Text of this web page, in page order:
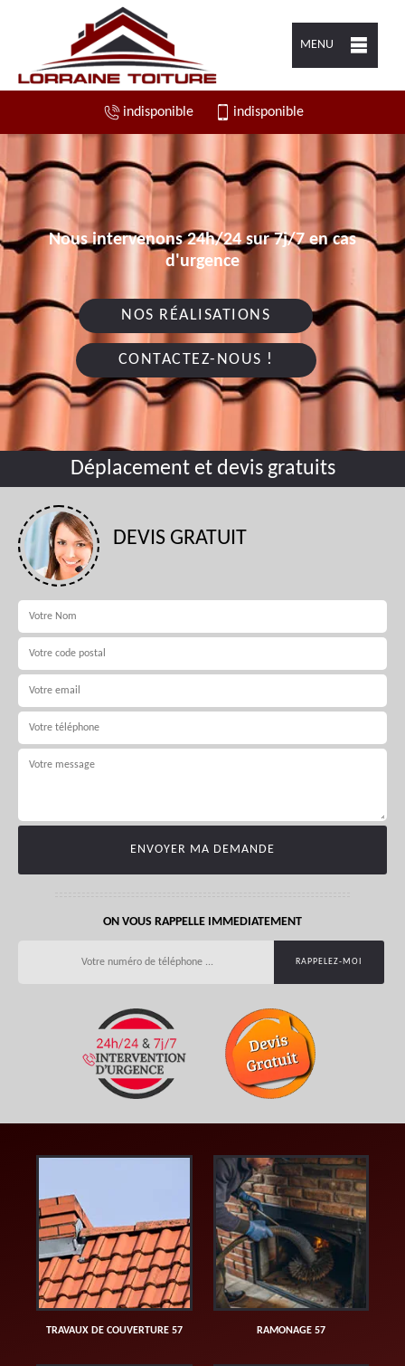
MENU
indisponible indisponible
Nous intervenons 24h/24 sur 7j/7 en cas
d'urgence
NOS RÉALISATIONS
CONTACTEZ-NOUS !
Déplacement et devis gratuits
DEVIS GRATUIT
ON VOUS RAPPELLE IMMEDIATEMENT
TRAVAUX DE COUVERTURE 57 RAMONAGE 57